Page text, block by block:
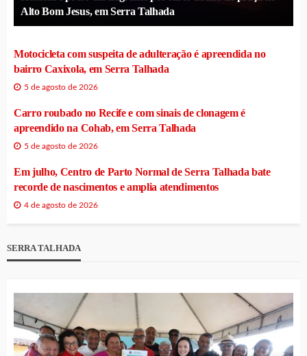
Alto Bom Jesus, em Serra Talhada
Motocicleta com suspeita de adulteração é apreendida no
bairro Caxixola, em Serra Talhada
5 de agosto de 2026
Carro roubado no Recife e com sinais de clonagem é
apreendido na Cohab, em Serra Talhada
5 de agosto de 2026
Em julho, Centro de Parto Normal de Serra Talhada bate
recorde de nascimentos e amplia atendimentos
4 de agosto de 2026
SERRA TALHADA